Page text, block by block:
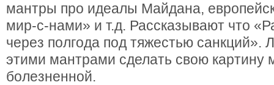
мантры про идеалы Майдана,
мир-с-нами» и т.д. Рассказывают что
через полгода под тяжестью санкций».
этими мантрами сделать свою картину
болезненной.